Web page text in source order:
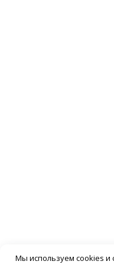
Мы используем cookies и